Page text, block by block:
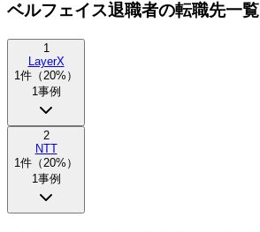
ベルフェイス退職者の転職先一覧
1
LayerX
1 件（ 20%）
1 事例
2
NTT
1 件（ 20%）
1 事例